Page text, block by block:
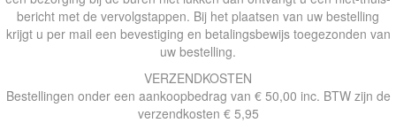
bericht met de vervolgstappen. Bij het plaatsen van uw bestelling
krijgt u per mail een bevestiging en betalingsbewijs toegezonden van
uw bestelling.
VERZENDKOSTEN
Bestellingen onder een aankoopbedrag van € 50,00 inc. BTW zijn de
verzendkosten € 5,95